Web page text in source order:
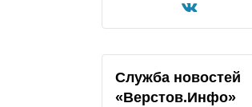
Служба новостей
«Верстов.Инфо»